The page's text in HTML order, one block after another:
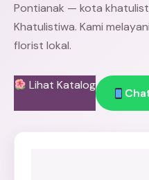
Pontianak — kota
Khatulistiwa. Kami
florist lokal.
Lihat Katalog